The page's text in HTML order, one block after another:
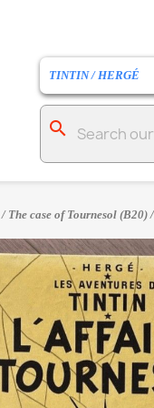
TINTIN / HERGÉ
search
The case of Tournesol (B20)